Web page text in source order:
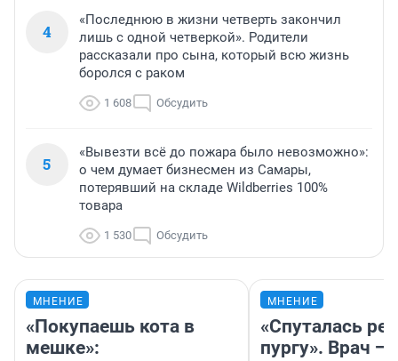
4
«Последнюю в жизни четверть закончил
лишь с одной четверкой». Родители
рассказали про сына, который всю жизнь
боролся с раком
1 608 Обсудить
5
«Вывезти всё до пожара было невозможно»:
о чем думает бизнесмен из Самары,
потерявший на складе Wildberries 100%
товара
1 530 Обсудить
МНЕНИЕ
«Покупаешь кота в
мешке»:
МНЕНИЕ
«Спуталась
пургу». Врач —